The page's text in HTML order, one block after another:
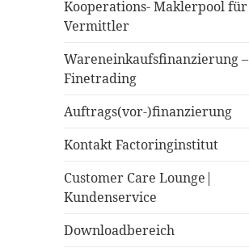
Kooperations- Maklerpool für
Vermittler
Wareneinkaufsfinanzierung –
Finetrading
Auftrags(vor-)finanzierung
Kontakt Factoringinstitut
Customer Care Lounge|
Kundenservice
Downloadbereich